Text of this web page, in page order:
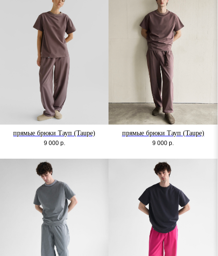
прямые брюки Тауп (Taupe)
9 000 р.
прямые брюки Тауп (Taupe)
9 000 р.